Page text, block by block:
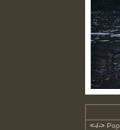
<-/->